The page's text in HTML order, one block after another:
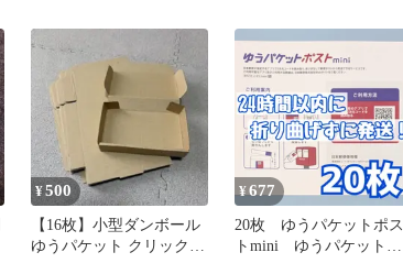
¥500
【16枚】小型ダンボール
ゆうパケット クリックポ
¥677
20枚 ゆうパケットポス
トmini ゆうパケットポ